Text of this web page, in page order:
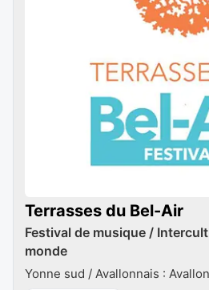
Terrasses du Bel-Air
Festival de musique /
monde
Yonne sud / Avallonnais : Avallon